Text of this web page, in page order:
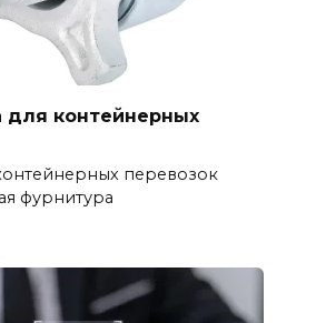
для контейнерных
перевозок
фурнитура